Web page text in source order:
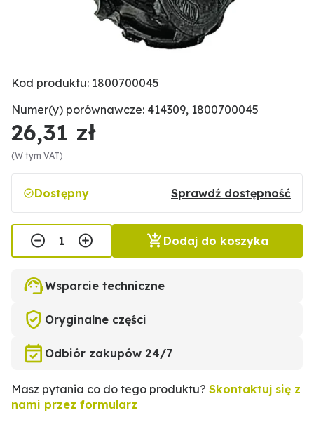
Kod produktu: 1800700045
Numer(y) porównawcze: 414309, 1800700045
26,31 zł
(W tym VAT)
Dostępny Sprawdź dostępność
Dodaj do koszyka
Wsparcie techniczne
Oryginalne części
Odbiór zakupów 24/7
Masz pytania co do tego produktu? Skontaktuj się z
nami przez formularz